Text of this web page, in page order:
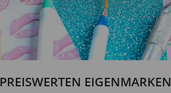
EIGENMARKEN